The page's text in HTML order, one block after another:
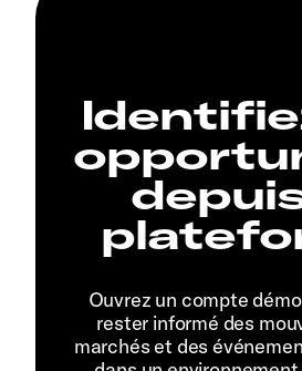
Ouvrez un compte
rester informé des
marchés et des